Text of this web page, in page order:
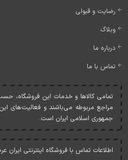
رضایت و قبولی
وبلاگ
درباره ما
تماس با ما
تمامی کالاها و خدمات اين فروشگاه،
مراجع مربوطه می‌باشند و فعاليت‌های
جمهوری اسلامی ايران است.
اطلاعات تماس با فروشگاه اینترنتی ایران